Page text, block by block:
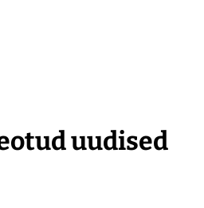
uudised